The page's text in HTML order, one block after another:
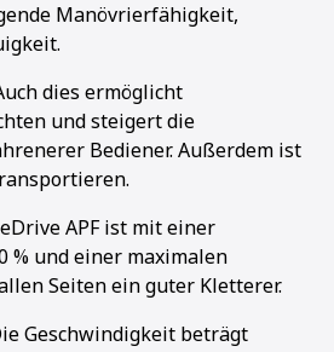
Manövrierfähigkeit,
dies ermöglicht
und steigert die
Bediener. Außerdem ist
APF ist mit einer
% und einer maximalen
Seiten ein guter Kletterer.
Geschwindigkeit beträgt